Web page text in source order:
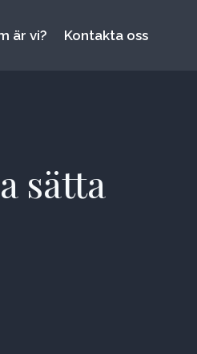
är vi? Kontakta oss
sätta